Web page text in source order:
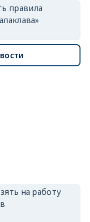
правила
на работу